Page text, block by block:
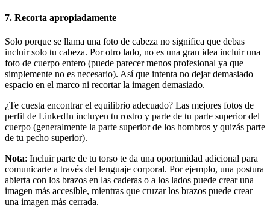
7. Recorta apropiadamente
Solo porque se llama una foto de cabeza no significa que debas
incluir solo tu cabeza. Por otro lado, no es una gran idea incluir una
foto de cuerpo entero (puede parecer menos profesional ya que
simplemente no es necesario). Así que intenta no dejar demasiado
espacio en el marco ni recortar la imagen demasiado.
¿Te cuesta encontrar el equilibrio adecuado? Las mejores fotos de
perfil de LinkedIn incluyen tu rostro y parte de tu parte superior del
cuerpo (generalmente la parte superior de los hombros y quizás parte
de tu pecho superior).
Nota: Incluir parte de tu torso te da una oportunidad adicional para
comunicarte a través del lenguaje corporal. Por ejemplo, una postura
abierta con los brazos en las caderas o a los lados puede crear una
imagen más accesible, mientras que cruzar los brazos puede crear
una imagen más cerrada.